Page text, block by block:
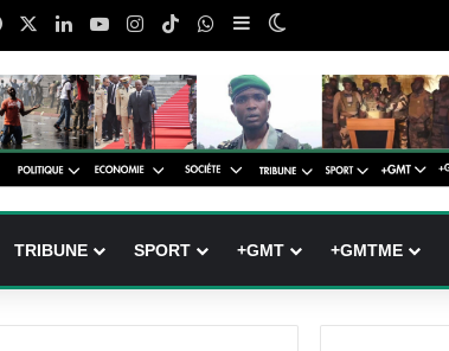
FacebookLinkedinYouTubeInstagram
TikTokWhatsApp
Sidebar (barre latérale)
TRIBUNE SPORT +GMT +GMTME